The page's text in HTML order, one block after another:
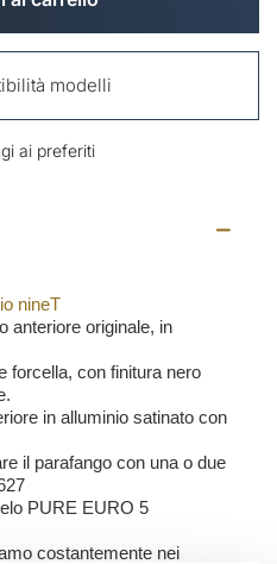
modelli
ai preferiti
nineT
anteriore originale, in
forcella, con finitura nero
in alluminio satinato con
il parafango con una o due
PURE EURO 5
costantemente nei